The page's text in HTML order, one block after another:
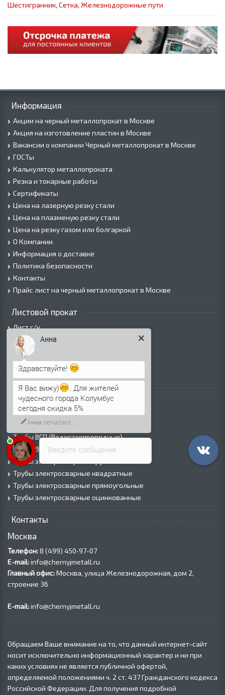
Шестигранник, Сетка, Железнодорожные пути
Информация
Акции на черный металлопрокат в Москве
Акция на изготовление пластин в Москве
Вакансии о компании Черный металлопрокат в Москве
ГОСТы
Калькулятор металлопроката
Резка и токарные работы
Сертификаты
Цена на лазерную резку стали
Цена на плазменую резку стали
Цена на резку газом или болгаркой
О Компании
Информация о доставке
Политика безопасности
Контакты
Прайс лист на черный металлопрокат в Москве
Листовой прокат
Лист г/к
Лист х/к
Просечно-вытяжной лист (ПВЛ)
Лист рифленый
Лист оцинкованный
Трубы
Трубы горячедеформированные
Труба холоднодеформированная
Трубы ВГП (Водогазопроводные)
Трубы ВГП оцинкованные
Трубы электросварные круглые
Трубы электросварные квадратные
Трубы электросварные прямоугольные
Трубы электросварные оцинкованные
Контакты
Москва
Телефон:8 (499) 450‑97-07
E-mail:info@chernyjmetall.ru
Главный офис:Москва, улица Железнодорожная, дом 2,
строение 36
E-mail:info@chernyjmetall.ru
Обращаем Ваше внимание на то, что данный интернет-сайт
носит исключительно информационный характер и ни при
каких условиях не является публичной офертой,
определяемой положениями ч. 2 ст. 437 Гражданского кодекса
Российской Федерации. Для получения подробной
Введите сообщение
Анна
Здравствуйте!
Я Вас вижу)
. Для жителей
чудесного города Колумбус
сегодня скидка 5%
Анна печатает...